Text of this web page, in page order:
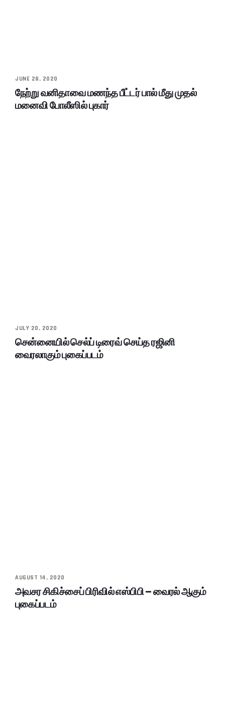
JUNE 28, 2020
நேற்று வனிதாவை மணந்த பீட்டர் பால் மீது முதல்
மனைவி போலீஸில் புகார்
JULY 20, 2020
சென்னையில் செல்ப் டிரைவ் செய்த ரஜினி
வைரலாகும் புகைப்படம்
AUGUST 14, 2020
அவசர சிகிச்சைப் பிரிவில் எஸ்பிபி – வைரல் ஆகும்
புகைப்படம்